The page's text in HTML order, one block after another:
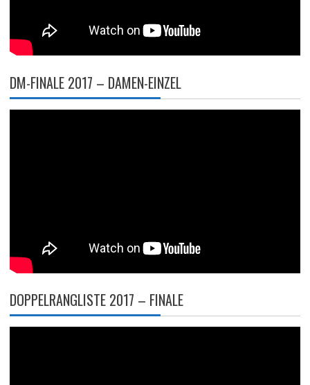
DM-FINALE 2017 – DAMEN-EINZEL
DOPPELRANGLISTE 2017 – FINALE